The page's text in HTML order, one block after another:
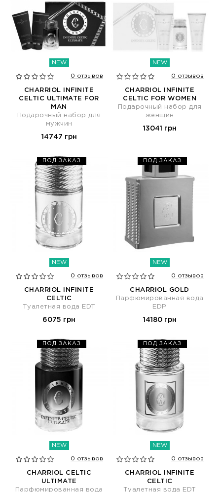
NEW
0 отзывов
CHARRIOL INFINITE
CELTIC ULTIMATE FOR
MAN
Подарочный набор для
мужчин
14747 грн
NEW
0 отзывов
CHARRIOL INFINITE
CELTIC FOR WOMEN
Подарочный набор для
женщин
13041 грн
ПОД ЗАКАЗ
NEW
0 отзывов
CHARRIOL INFINITE
CELTIC
Туалетная вода EDT
6075 грн
ПОД ЗАКАЗ
NEW
0 отзывов
CHARRIOL GOLD
Парфюмированная вода
EDP
14180 грн
ПОД ЗАКАЗ
NEW
0 отзывов
CHARRIOL CELTIC
ULTIMATE
Парфюмированная вода
ПОД ЗАКАЗ
NEW
0 отзывов
CHARRIOL INFINITE
CELTIC
Туалетная вода EDT